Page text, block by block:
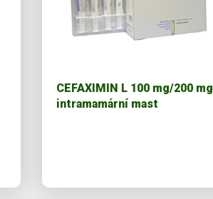
CEFAXIMIN L 100 mg/200 mg
intramamární mast